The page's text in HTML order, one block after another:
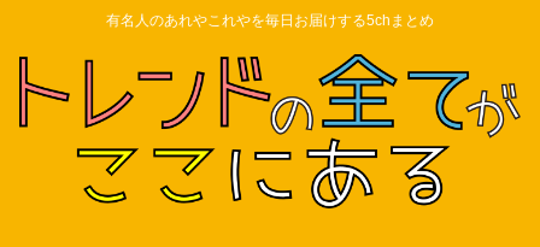
有名人のあれやこれやを毎日お届けする5chまとめ